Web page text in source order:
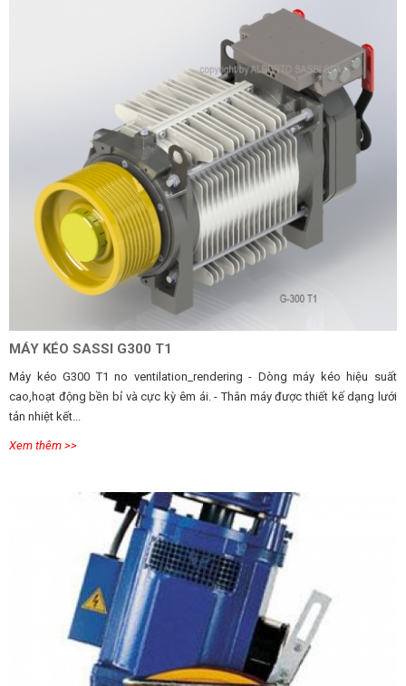
MÁY KÉO SASSI G300 T1
Máy kéo G300 T1 no ventilation_rendering - Dòng máy kéo hiệu suất
cao,hoạt động bền bỉ và cực kỳ êm ái. - Thân máy được thiết kế dạng lưới
tản nhiệt kết...
Xem thêm >>